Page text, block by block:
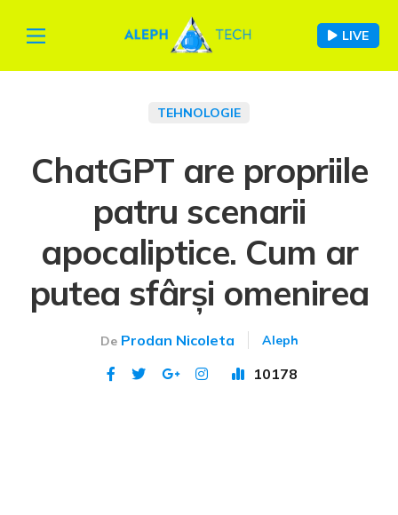
LIVE
TEHNOLOGIE
ChatGPT are propriile
patru scenarii
apocaliptice. Cum ar
putea sfârși omenirea
De Prodan Nicoleta Aleph
10178